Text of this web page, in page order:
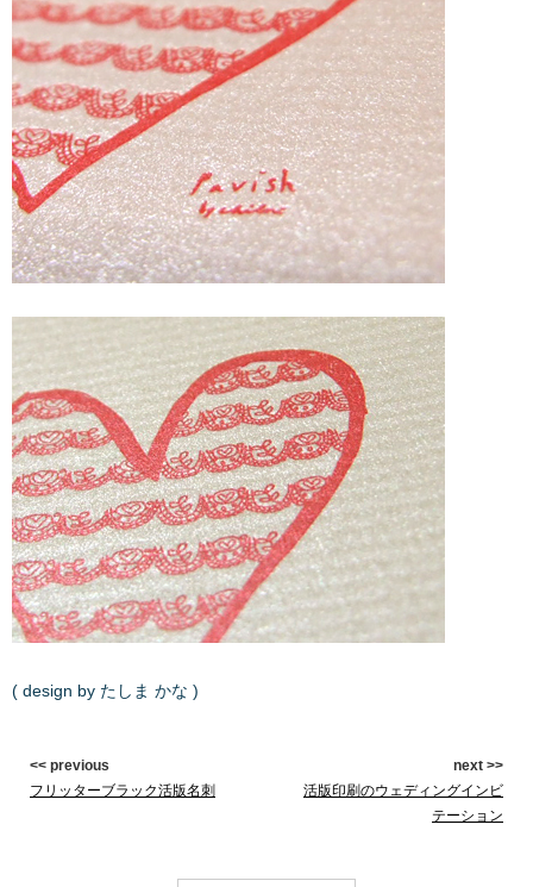
( design by たしま かな )
<< previous
フリッターブラック活版名刺
next >>
活版印刷のウェディングインビ
テーション